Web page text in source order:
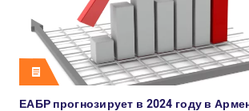
ЕАБР прогнозирует в 2024 году в